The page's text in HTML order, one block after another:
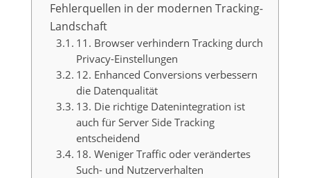
Fehlerquellen in der modernen Tracking-
Landschaft
11. Browser verhindern Tracking durch
Privacy-Einstellungen
12. Enhanced Conversions verbessern
die Datenqualität
13. Die richtige Datenintegration ist
auch für Server Side Tracking
entscheidend
18. Weniger Traffic oder verändertes
Such- und Nutzerverhalten